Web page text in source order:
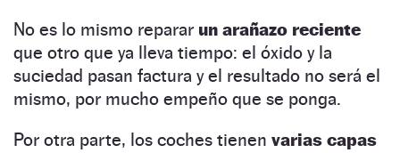
No es lo mismo reparar un arañazo reciente
que otro que ya lleva tiempo: el óxido y la
suciedad pasan factura y el resultado no será el
mismo, por mucho empeño que se ponga.
Por otra parte, los coches tienen varias capas